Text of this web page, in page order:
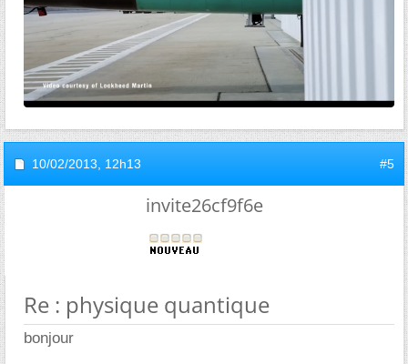
10/02/2013, 12h13 #5
invite26cf9f6e
Re : physique quantique
bonjour